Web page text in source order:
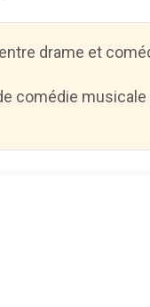
drame et
comédie